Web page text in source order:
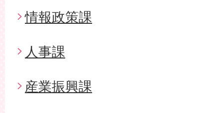
情報政策課
人事課
産業振興課